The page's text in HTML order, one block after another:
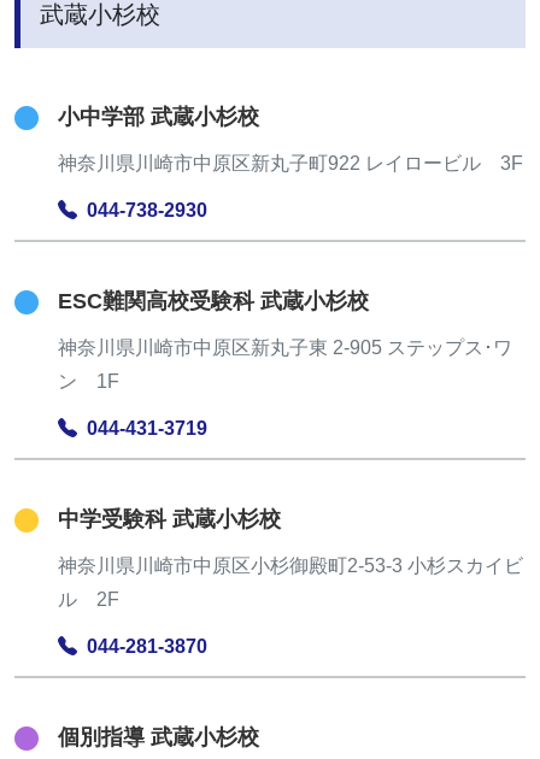
武蔵小杉校
小中学部 武蔵小杉校
神奈川県川崎市中原区新丸子町922 レイロービル 3F
044-738-2930
ESC難関高校受験科 武蔵小杉校
神奈川県川崎市中原区新丸子東 2-905 ステップス･ワ
ン 1F
044-431-3719
中学受験科 武蔵小杉校
神奈川県川崎市中原区小杉御殿町2-53-3 小杉スカイビ
ル 2F
044-281-3870
個別指導 武蔵小杉校